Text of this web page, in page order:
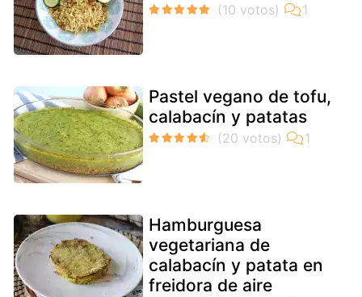
Pastel vegano de tofu,
calabacín y patatas
Hamburguesa
vegetariana de
calabacín y patata en
freidora de aire